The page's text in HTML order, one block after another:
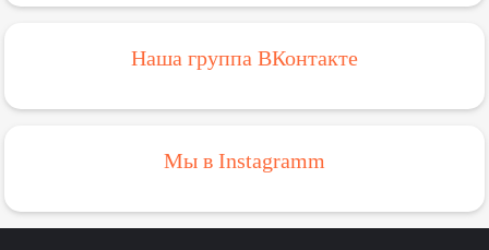
Наша группа ВКонтакте
Мы в Instagramm